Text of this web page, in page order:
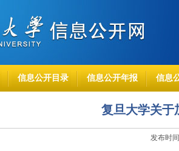
信息公开目录 信息公开年报 信息
复旦大学关于
发布时